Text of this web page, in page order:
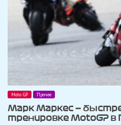
Moto GP Прочее
Марк Маркес —
тренировке MotoGP в